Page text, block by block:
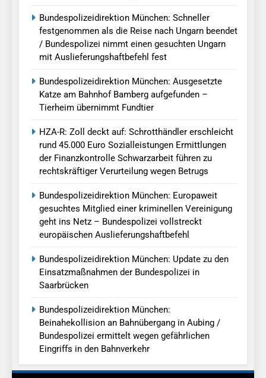
Bundespolizeidirektion München: Schneller
festgenommen als die Reise nach Ungarn beendet
/ Bundespolizei nimmt einen gesuchten Ungarn
mit Auslieferungshaftbefehl fest
Bundespolizeidirektion München: Ausgesetzte
Katze am Bahnhof Bamberg aufgefunden –
Tierheim übernimmt Fundtier
HZA-R: Zoll deckt auf: Schrotthändler erschleicht
rund 45.000 Euro Sozialleistungen Ermittlungen
der Finanzkontrolle Schwarzarbeit führen zu
rechtskräftiger Verurteilung wegen Betrugs
Bundespolizeidirektion München: Europaweit
gesuchtes Mitglied einer kriminellen Vereinigung
geht ins Netz – Bundespolizei vollstreckt
europäischen Auslieferungshaftbefehl
Bundespolizeidirektion München: Update zu den
Einsatzmaßnahmen der Bundespolizei in
Saarbrücken
Bundespolizeidirektion München:
Beinahekollision an Bahnübergang in Aubing /
Bundespolizei ermittelt wegen gefährlichen
Eingriffs in den Bahnverkehr